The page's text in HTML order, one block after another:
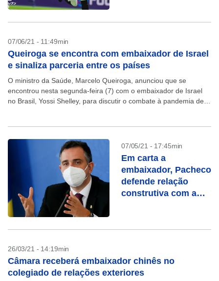
07/06/21 - 11:49min
Queiroga se encontra com embaixador de Israel
e sinaliza parceria entre os países
O ministro da Saúde, Marcelo Queiroga, anunciou que se
encontrou nesta segunda-feira (7) com o embaixador de Israel
no Brasil, Yossi Shelley, para discutir o combate à pandemia de
07/05/21 - 17:45min
Em carta a
embaixador, Pacheco
defende relação
construtiva com a
26/03/21 - 14:19min
Câmara receberá embaixador chinês no
colegiado de relações exteriores